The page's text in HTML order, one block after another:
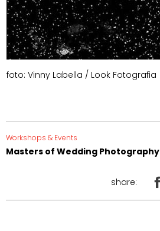
foto: Vinny Labella / Look Fotografia
Workshops & Events
Masters of Wedding Photography
share: